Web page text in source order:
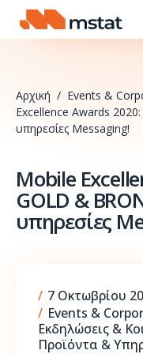
Skip to content
Αρχική / Events &
Excellence Awards 2020:
υπηρεσίες Μessaging!
Μobile
GOLD &
υπηρεσίες
/ 7 Οκτωβρίου
/ Events &
Εκδηλώσεις &
Προϊόντα &